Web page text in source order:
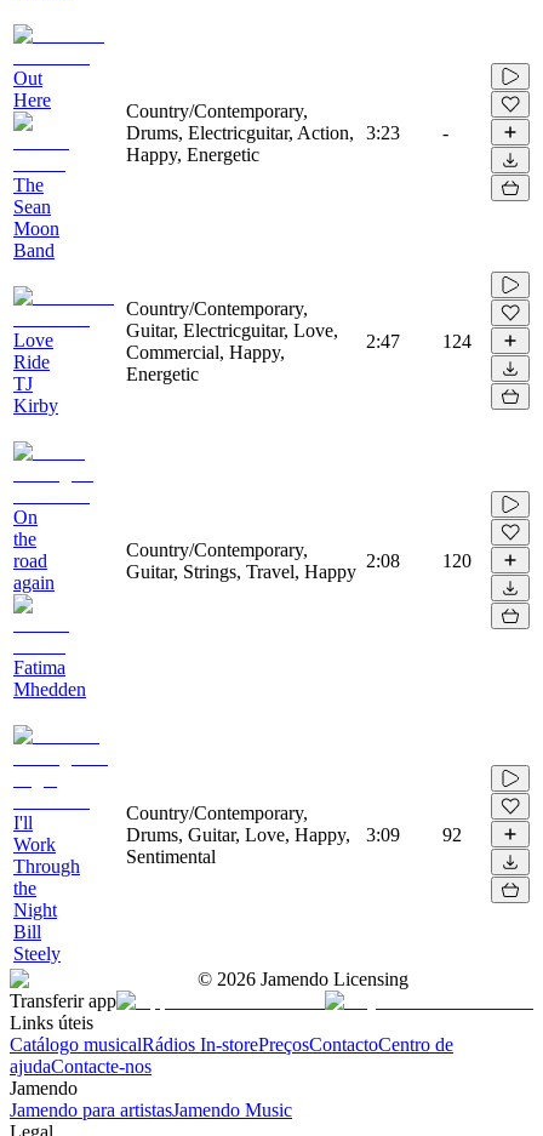
Out
Here
The
Sean
Moon
Band
Country/Contemporary,
Drums, Electricguitar, Action,
Happy, Energetic
3:23 -
Love
Ride
TJ
Kirby
Country/Contemporary,
Guitar, Electricguitar, Love,
Commercial, Happy,
Energetic
2:47 124
On
the
road
again
Fatima
Mhedden
Country/Contemporary,
Guitar, Strings, Travel, Happy
2:08 120
I'll
Work
Through
the
Night
Bill
Steely
Country/Contemporary,
Drums, Guitar, Love, Happy,
Sentimental
3:09 92
© 2026 Jamendo Licensing
Transferir app
Links úteis
Catálogo musicalRádios In-storePreçosContactoCentro de
ajudaContacte-nos
Jamendo
Jamendo para artistasJamendo Music
Legal